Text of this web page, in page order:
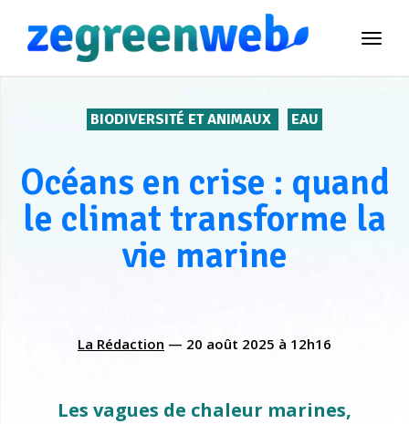
BIODIVERSITÉ ET ANIMAUX EAU
Océans en crise : quand
le climat transforme la
vie marine
La Rédaction — 20 août 2025 à 12h16
Les vagues de chaleur marines,